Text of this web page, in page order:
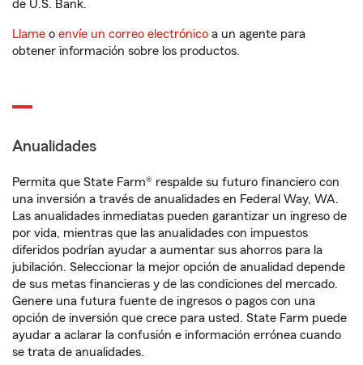
de U.S. Bank.
Llame o envíe un correo electrónico a un agente para
obtener información sobre los productos.
Anualidades
Permita que State Farm® respalde su futuro financiero con
una inversión a través de anualidades en Federal Way, WA.
Las anualidades inmediatas pueden garantizar un ingreso de
por vida, mientras que las anualidades con impuestos
diferidos podrían ayudar a aumentar sus ahorros para la
jubilación. Seleccionar la mejor opción de anualidad depende
de sus metas financieras y de las condiciones del mercado.
Genere una futura fuente de ingresos o pagos con una
opción de inversión que crece para usted. State Farm puede
ayudar a aclarar la confusión e información errónea cuando
se trata de anualidades.